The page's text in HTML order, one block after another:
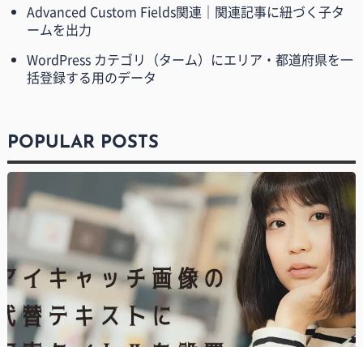
Advanced Custom Fields関連｜関連記事に紐づく子タ
ームを出力
WordPress カテゴリ（ターム）にエリア・都道府県を一
括登録する用のデータ
POPULAR POSTS